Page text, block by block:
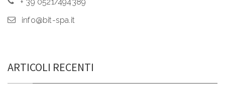
info@bit-spa.it
ARTICOLI RECENTI